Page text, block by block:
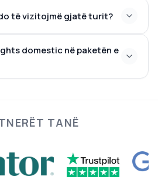
të vizitojmë gjatë turit?
domestic në paketën e
TANË